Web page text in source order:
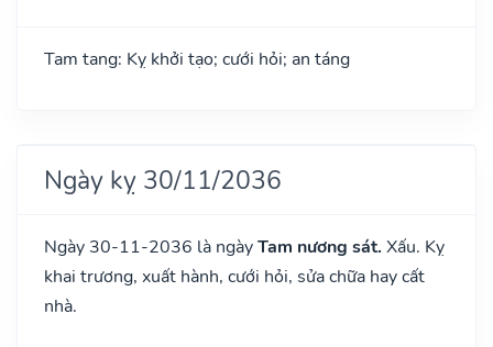
Tam tang: Kỵ khởi tạo; cưới hỏi; an táng
Ngày kỵ 30/11/2036
Ngày 30-11-2036 là ngàyTam nương sát. Xấu. Kỵ
khai trương, xuất hành, cưới hỏi, sửa chữa hay cất
nhà.